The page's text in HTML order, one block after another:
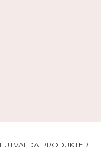
UTVALDA PRODUKTER.